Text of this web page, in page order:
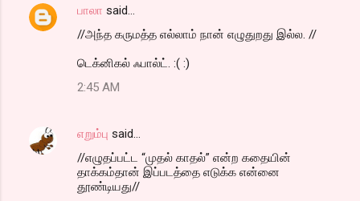
பாலா said…
//அந்த கருமத்த எல்லாம் நான் எழுதுறது இல்ல. //
டெக்னிகல் ஃபால்ட். :( :)
2:45 AM
எறும்பு said…
//எழுதப்பட்ட “முதல் காதல்” என்ற கதையின்
தாக்கம்தான் இப்படத்தை எடுக்க என்னை
தூண்டியது//